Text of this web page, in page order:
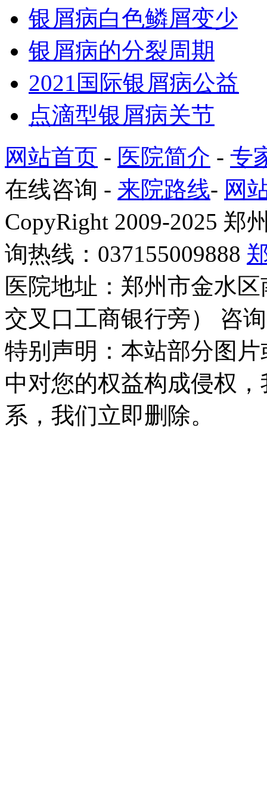
银屑病白色鳞屑变少
银屑病的分裂周期
2021国际银屑病公益
点滴型银屑病关节
网站首页 - 医院简介 - 专
在线咨询 - 来院路线- 网
CopyRight 2009-2025 郑
询热线：037155009888
医院地址：郑州市金水
交叉口工商银行旁） 咨
特别声明：本站部分图
中对您的权益构成侵权
系，我们立即删除。